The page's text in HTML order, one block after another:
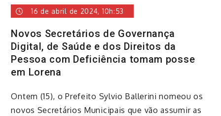
16 de abril de 2024, 10h:53
Novos Secretários de Governança
Digital, de Saúde e dos Direitos da
Pessoa com Deficiência tomam posse
em Lorena
Ontem (15), o Prefeito Sylvio Ballerini nomeou os
novos Secretários Municipais que vão assumir as